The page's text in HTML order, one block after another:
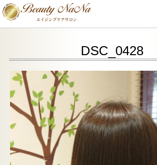
DSC_0428